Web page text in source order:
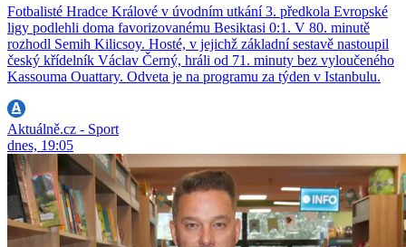
Fotbalisté Hradce Králové v úvodním utkání 3. předkola Evropské
ligy podlehli doma favorizovanému Besiktasi 0:1. V 80. minutě
rozhodl Semih Kilicsoy. Hosté, v jejichž základní sestavě nastoupil
český křídelník Václav Černý, hráli od 71. minuty bez vyloučeného
Kassouma Ouattary. Odveta je na programu za týden v Istanbulu.
Aktuálně.cz - Sport
dnes, 19:05